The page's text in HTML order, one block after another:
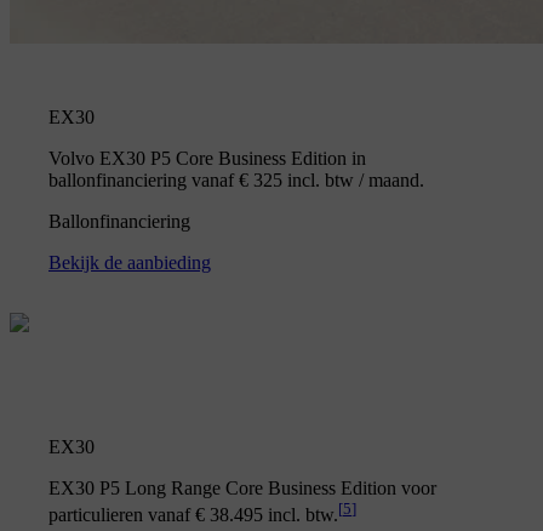
EX30
Volvo EX30 P5 Core Business Edition in
ballonfinanciering vanaf € 325 incl. btw / maand.
Ballonfinanciering
Bekijk de aanbieding
EX30
EX30 P5 Long Range Core Business Edition voor
particulieren vanaf € 38.495 incl. btw.[5]